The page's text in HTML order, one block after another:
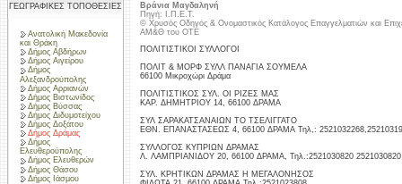
ΓΕΩΓΡΑΦΙΚΕΣ ΤΟΠΟΘΕΣΙΕΣ
Ανατολική Μακεδονία
και Θράκη
Δήμος Αβδήρων
Δήμος Αιγείρου
Δήμος
Αλεξανδρούπολης
Δήμος Αρριανών
Δήμος Βιστωνίδος
Δήμος Βύσσας
Δήμος Διδυμοτείχου
Δήμος Δοξάτου
Δήμος Δράμας
Δήμος
Ελευθερούπολης
Δήμος Ελευθερών
Δήμος Θάσου
Δήμος Ιάσμου
Βράνια Μαγδαληνή
Πηγή: Ι.Π.Ε.Τ.
© Χρυσός Οδηγός & Ονομαστικός Κατάλογος Επαγγελματιών και
ΑΜ&Θ του ΟΤΕ
ΠΟΛΙΤΙΣΤΙΚΟΙ ΣΥΛΛΟΓΟΙ
ΠΟΛΙΤ & ΜΟΡΦ ΣΥΛΛ ΠΑΝΑΓΙΑ ΣΟΥΜΕΛΑ
66100 Μικροχώρι Δράμα
ΠΟΛΙΤΙΣΤΙΚΟΣ ΣΥΛ. ΟΙ ΡΙΖΕΣ ΜΑΣ
ΚΑΡ. ΔΗΜΗΤΡΙΟΥ 14, 66100 ΔΡΑΜΑ
ΣΥΛ ΣΑΡΑΚΑΤΣΑΝΑΙΩΝ ΤΟ ΤΣΕΛΙΓΓΑΤΟ
ΕΘΝ. ΕΠΑΝΑΣΤΑΣΕΩΣ 4, 66100 ΔΡΑΜΑ Τηλ,:
ΣΥΛΛΟΓΟΣ ΚΥΠΡΙΩΝ ΔΡΑΜΑΣ
Λ. ΛΑΜΠΡΙΑΝΙΔΟΥ 20, 66100 ΔΡΑΜΑ, Τηλ.:2521030820 2521030820
ΣΥΛ. ΚΡΗΤΙΚΩΝ ΔΡΑΜΑΣ Η ΜΕΓΑΛΟΝΗΣΟΣ